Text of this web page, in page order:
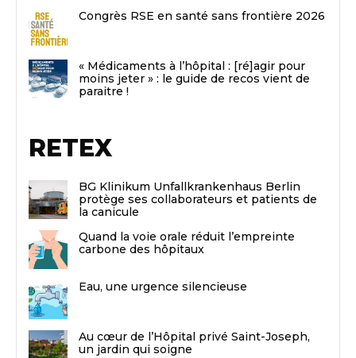
Congrès RSE en santé sans frontière 2026
« Médicaments à l’hôpital : [ré]agir pour
moins jeter » : le guide de recos vient de
paraitre !
RETEX
BG Klinikum Unfallkrankenhaus Berlin
protège ses collaborateurs et patients de
la canicule
Quand la voie orale réduit l’empreinte
carbone des hôpitaux
Eau, une urgence silencieuse
Au cœur de l’Hôpital privé Saint-Joseph,
un jardin qui soigne